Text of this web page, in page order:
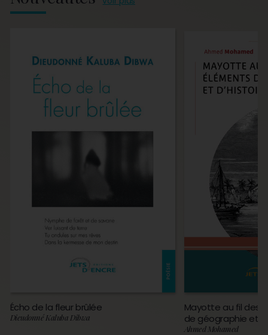
Écho de la fleur brûlée
Dieudonné Kaluba Dibwa
Mayotte au fil des
de géographie et
Ahmed Mohamed